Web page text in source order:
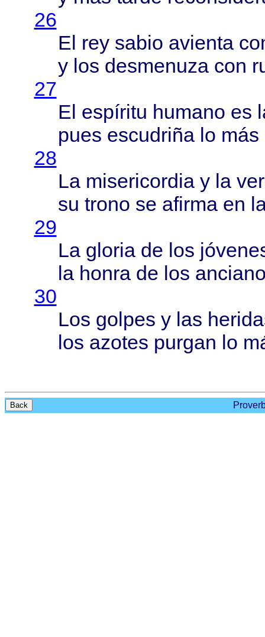
26
El rey sabio avienta
y los desmenuzacon
27
El espíritu humano es
pues escudriñalo más
28
La misericordiay la
su trono se afirmaen
29
La gloriade los
la honrade los
30
Los golpes y las
los azotes purgan lo
Back